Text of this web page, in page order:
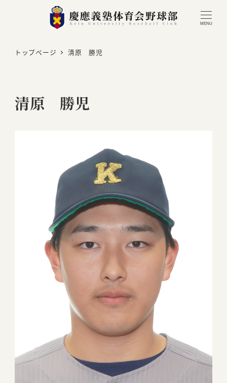
MENU
トップページ 清原 勝児
清原 勝児